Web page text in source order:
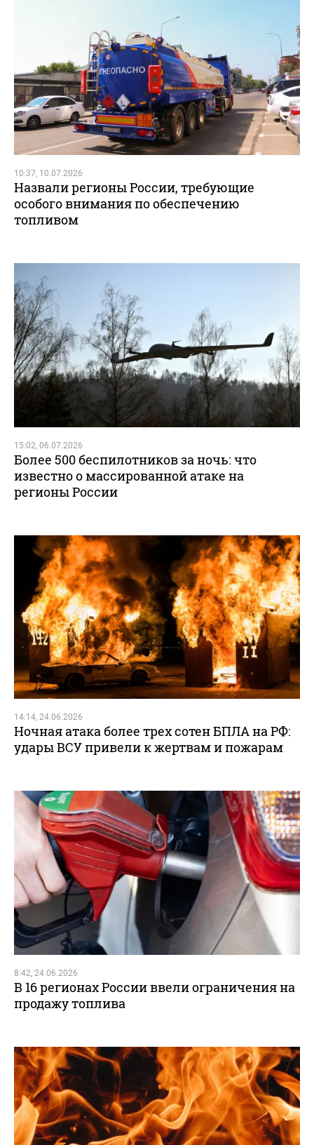
10:37, 10.07.2026
Назвали регионы России, требующие
особого внимания по обеспечению
топливом
15:02, 06.07.2026
Более 500 беспилотников за ночь: что
известно о массированной атаке на
регионы России
14:14, 24.06.2026
Ночная атака более трех сотен БПЛА на РФ:
удары ВСУ привели к жертвам и пожарам
8:42, 24.06.2026
В 16 регионах России ввели ограничения на
продажу топлива